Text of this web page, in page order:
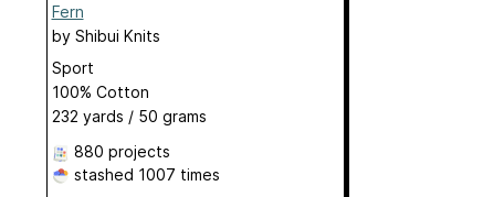
Fern
by Shibui Knits
Sport
100% Cotton
232 yards / 50 grams
880 projects
stashed 1007 times